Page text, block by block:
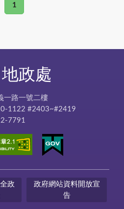
1
地政處
一路一號二樓
1122 #2403~#2419
7791
政
政府網站資料開放宣
告